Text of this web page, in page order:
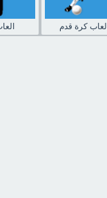
العاب كرة قدم